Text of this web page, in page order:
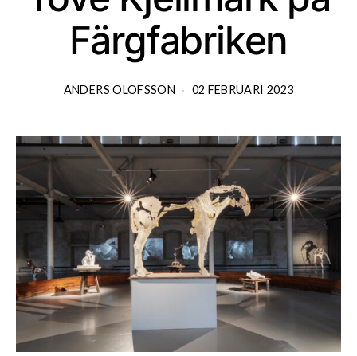
Färgfabriken
ANDERS OLOFSSON 02 FEBRUARI 2023